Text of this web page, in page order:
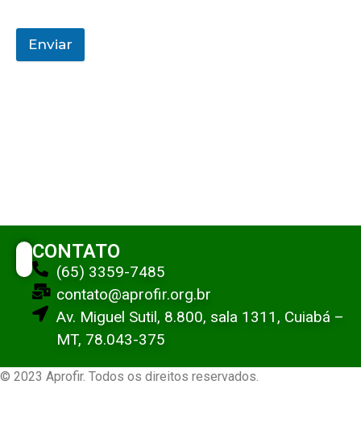
Enviar
CONTATO
(65) 3359-7485
contato@aprofir.org.br
Av. Miguel Sutil, 8.800, sala 1311, Cuiabá –
MT, 78.043-375
© 2023 Aprofir. Todos os direitos reservados.